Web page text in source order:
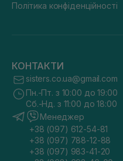
Політика конфіденційності
КОНТАКТИ
sisters.co.ua@gmail.com
Пн.-Пт. з 10:00 до 19:00
Сб.-Нд. з 11:00 до 18:00
Менеджер
+38 (097) 612-54-81
+38 (097) 788-12-88
+38 (097) 983-41-20